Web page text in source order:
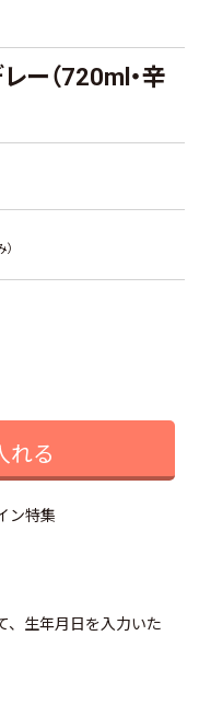
ー（720ml・辛
）
れる
ン特集
、生年月日を入力いた